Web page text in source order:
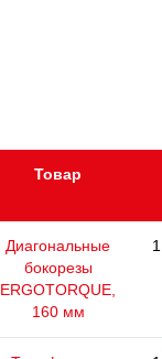
Товар
Диагональные
бокорезы
ERGOTORQUE,
160 мм